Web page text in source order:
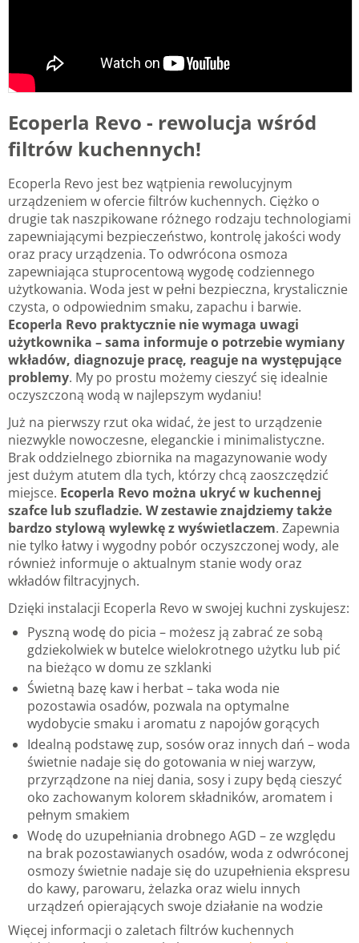
Ecoperla Revo - rewolucja wśród
filtrów kuchennych!
Ecoperla Revo jest bez wątpienia rewolucyjnym
urządzeniem w ofercie filtrów kuchennych. Ciężko o
drugie tak naszpikowane różnego rodzaju technologiami
zapewniającymi bezpieczeństwo, kontrolę jakości wody
oraz pracy urządzenia. To odwrócona osmoza
zapewniająca stuprocentową wygodę codziennego
użytkowania. Woda jest w pełni bezpieczna, krystalicznie
czysta, o odpowiednim smaku, zapachu i barwie.
Ecoperla Revo praktycznie nie wymaga uwagi
użytkownika – sama informuje o potrzebie wymiany
wkładów, diagnozuje pracę, reaguje na występujące
problemy. My po prostu możemy cieszyć się idealnie
oczyszczoną wodą w najlepszym wydaniu!
Już na pierwszy rzut oka widać, że jest to urządzenie
niezwykle nowoczesne, eleganckie i minimalistyczne.
Brak oddzielnego zbiornika na magazynowanie wody
jest dużym atutem dla tych, którzy chcą zaoszczędzić
miejsce. Ecoperla Revo można ukryć w kuchennej
szafce lub szufladzie. W zestawie znajdziemy także
bardzo stylową wylewkę z wyświetlaczem. Zapewnia
nie tylko łatwy i wygodny pobór oczyszczonej wody, ale
również informuje o aktualnym stanie wody oraz
wkładów filtracyjnych.
Dzięki instalacji Ecoperla Revo w swojej kuchni zyskujesz:
Pyszną wodę do picia – możesz ją zabrać ze sobą
gdziekolwiek w butelce wielokrotnego użytku lub pić
na bieżąco w domu ze szklanki
Świetną bazę kaw i herbat – taka woda nie
pozostawia osadów, pozwala na optymalne
wydobycie smaku i aromatu z napojów gorących
Idealną podstawę zup, sosów oraz innych dań – woda
świetnie nadaje się do gotowania w niej warzyw,
przyrządzone na niej dania, sosy i zupy będą cieszyć
oko zachowanym kolorem składników, aromatem i
pełnym smakiem
Wodę do uzupełniania drobnego AGD – ze względu
na brak pozostawianych osadów, woda z odwróconej
osmozy świetnie nadaje się do uzupełnienia ekspresu
do kawy, parowaru, żelazka oraz wielu innych
urządzeń opierających swoje działanie na wodzie
Więcej informacji o zaletach filtrów kuchennych